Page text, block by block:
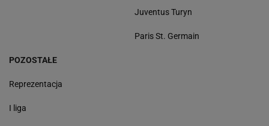
Juventus Turyn
Paris St. Germain
POZOSTAŁE
Reprezentacja
I liga